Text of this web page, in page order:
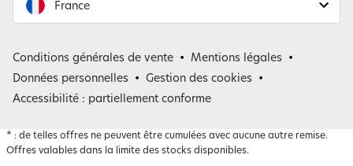
France
Belgique
Conditions générales de vente
Mentions légales
Données personnelles
Gestion des cookies
Accessibilité : partiellement conforme
* : de telles offres ne peuvent être cumulées avec aucune autre remise.
Offres valables dans la limite des stocks disponibles.